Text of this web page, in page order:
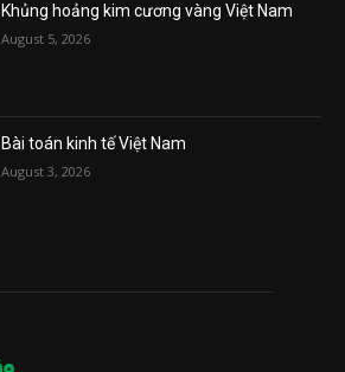
Khủng hoảng kim cương vàng Việt Nam
August 5, 2026
Bài toán kinh tế Việt Nam
August 3, 2026